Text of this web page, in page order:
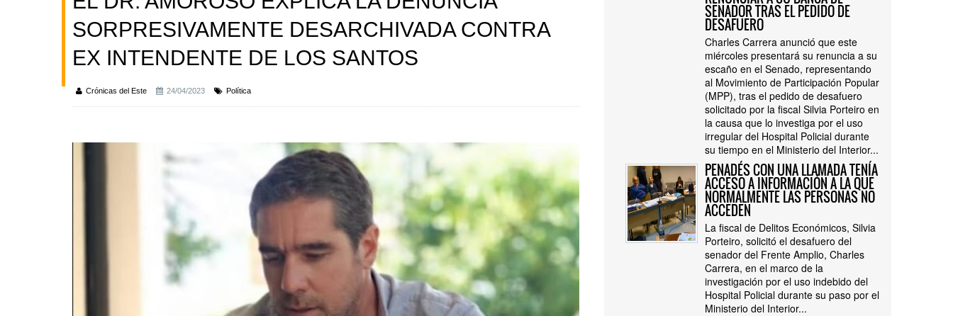
SORPRESIVAMENTE DESARCHIVADA CONTRA
EX INTENDENTE DE LOS SANTOS
Crónicas del Este 24/04/2023 Política
SENADOR TRAS EL PEDIDO DE
DESAFUERO
Charles Carrera anunció que este
miércoles presentará su renuncia a su
escaño en el Senado, representando
al Movimiento de Participación Popular
(MPP), tras el pedido de desafuero
solicitado por la fiscal Silvia Porteiro en
la causa que lo investiga por el uso
irregular del Hospital Policial durante
su tiempo en el Ministerio del Interior...
PENADÉS CON UNA LLAMADA TENÍA
ACCESO A INFORMACIÓN A LA QUE
NORMALMENTE LAS PERSONAS NO
ACCEDEN
La fiscal de Delitos Económicos, Silvia
Porteiro, solicitó el desafuero del
senador del Frente Amplio, Charles
Carrera, en el marco de la
investigación por el uso indebido del
Hospital Policial durante su paso por el
Ministerio del Interior...